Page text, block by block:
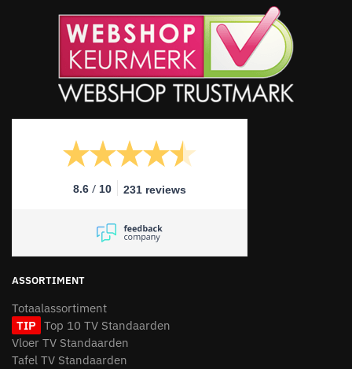
8.6 / 10 231 reviews
ASSORTIMENT
Totaalassortiment
TIP Top 10 TV Standaarden
Vloer TV Standaarden
Tafel TV Standaarden